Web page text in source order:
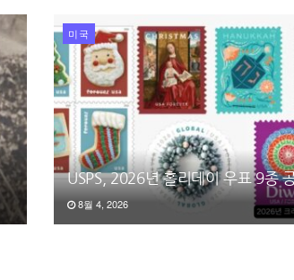
미국
USPS, 2026년 홀리데이 우표 9종
8월 4, 2026